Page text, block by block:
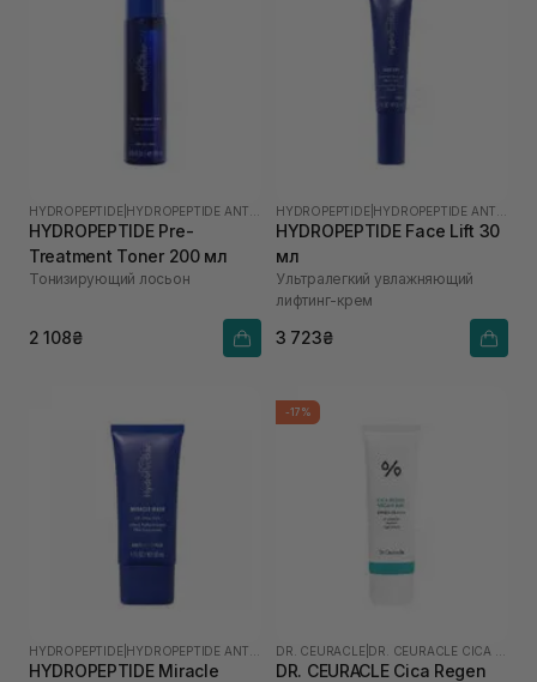
HYDROPEPTIDE
HYDROPEPTIDE Pre-
Treatment Toner 200 мл
Тонизирующий лосьон
2 108₴
HYDROPEPTIDE
HYDROPEPTIDE Face Lift 30
мл
Ультралегкий увлажняющий
лифтинг-крем
3 723₴
HYDROPEPTIDE
HYDROPEPTIDE Miracle
-17%
DR. CEURACLE
DR. CEURACLE Cica Regen